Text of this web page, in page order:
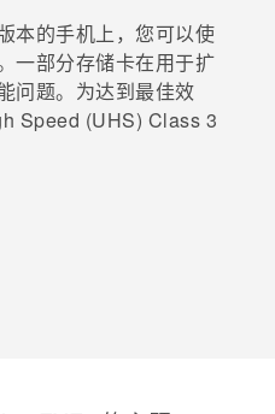
本的手机上，您可以使
一部分存储卡在用于扩
问题。为达到最佳效
Speed (UHS) Class 3